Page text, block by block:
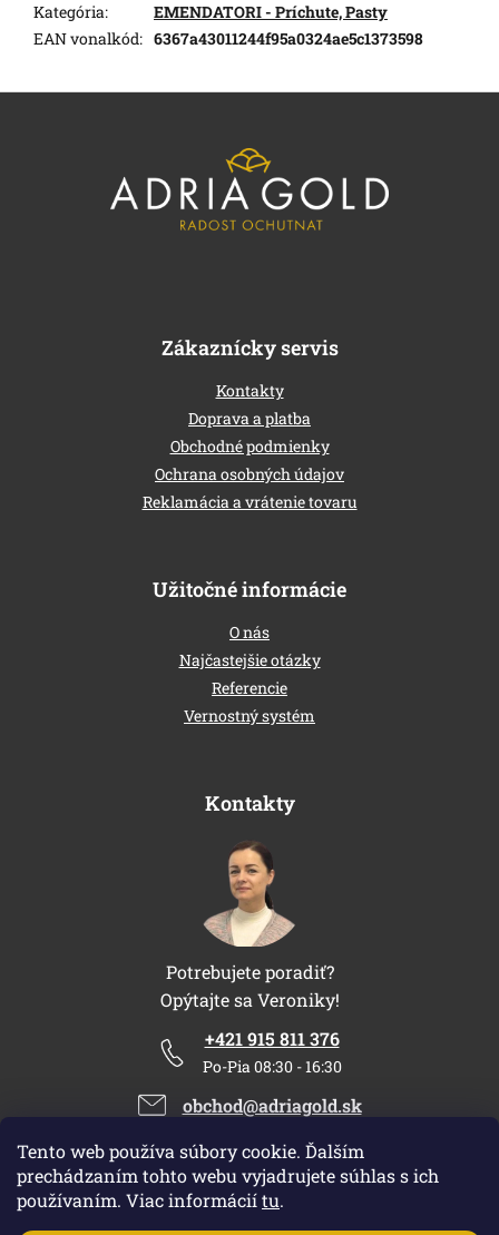
Tento web používa súbory cookie. Ďalším
prechádzaním tohto webu vyjadrujete súhlas s ich
používaním. Viac informáciítu.
Kategória:
EMENDATORI - Príchute, Pasty
EAN vonalkód: 6367a43011244f95a0324ae5c1373598
Zákaznícky servis
Kontakty
Doprava a platba
Obchodné podmienky
Ochrana osobných údajov
Reklamácia a vrátenie tovaru
Užitočné informácie
O nás
Najčastejšie otázky
Referencie
Vernostný systém
Kontakty
Potrebujete poradiť?
Opýtajte sa Veroniky!
+421 915 811 376
Po-Pia 08:30 - 16:30
obchod@adriagold.sk